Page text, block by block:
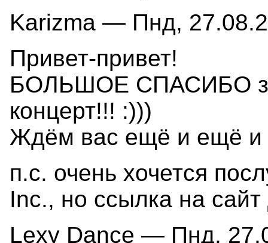
Karizma — Пнд,
Привет-привет!
БОЛЬШОЕ СПАСИБО за
концерт!!! :)))
Ждём вас ещё и ещё
п.с. очень хочется
Inc., но ссылка на
Lexy Dance — Пнд,